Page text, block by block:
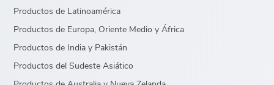
Productos de Latinoamérica
Productos de Europa, Oriente Medio y África
Productos de India y Pakistán
Productos del Sudeste Asiático